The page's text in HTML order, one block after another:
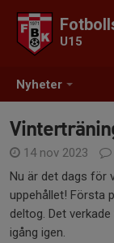
Nyheter
U15
14 nov 2023
Nu är det dags för
uppehållet! Första
deltog. Det
igång igen.